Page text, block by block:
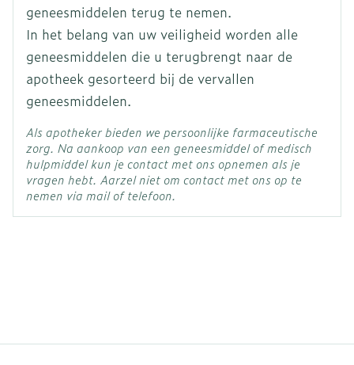
Behoud
Kamertemperatuur (15°C -
25°C)
geneesmiddelen terug te nemen.
In het belang van uw veiligheid worden alle
geneesmiddelen die u terugbrengt naar de
apotheek gesorteerd bij de vervallen
geneesmiddelen.
Als apotheker bieden we persoonlijke farmaceutische
zorg. Na aankoop van een geneesmiddel of medisch
hulpmiddel kun je contact met ons opnemen als je
vragen hebt. Aarzel niet om contact met ons op te
nemen via mail of telefoon.